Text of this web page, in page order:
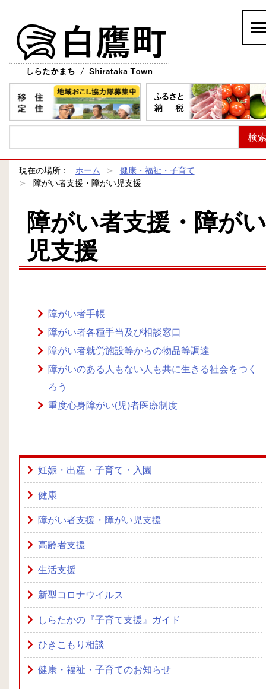
現在の場所： ホーム
健康・福祉・子育て
障がい者支援・障がい児支援
障がい者支援・障がい
児支援
障がい者手帳
障がい者各種手当及び相談窓口
障がい者就労施設等からの物品等調達
障がいのある人もない人も共に生きる社会をつく
ろう
重度心身障がい(児)者医療制度
妊娠・出産・子育て・入園
健康
障がい者支援・障がい児支援
高齢者支援
生活支援
新型コロナウイルス
しらたかの『子育て支援』ガイド
ひきこもり相談
健康・福祉・子育てのお知らせ